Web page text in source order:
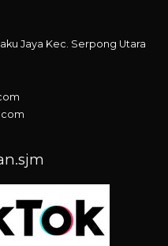
Jaya Kec. Serpong Utara